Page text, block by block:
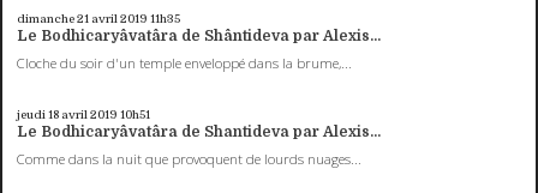
dimanche 21 avril 2019 11h35
Le Bodhicaryâvatâra de Shântideva par Alexis...
Cloche du soir d'un temple enveloppé dans la brume,...
jeudi 18 avril 2019 10h51
Le Bodhicaryâvatâra de Shantideva par Alexis...
Comme dans la nuit que provoquent de lourds nuages...